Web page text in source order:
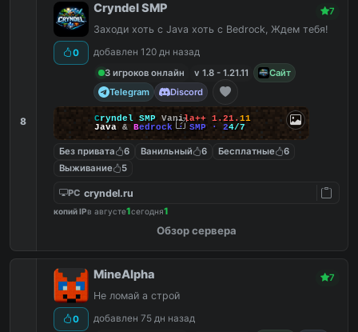
8
0
Cryndel SMP 7
Заходи хоть с Java хоть с Bedrock, Ждем тебя!
добавлен 120 дн назад
3 игроков онлайн
v 1.8 - 1.21.11
Сайт
Telegram
Discord
Cryndel SMP Vanila++ 1.21.11
Java & Bed rock · SMP · 24/7
Без привата 6 Ванильный 6 Бесплатные
6
Выживание
5
PC cryndel.ru
копий IPв августе1сегодня1
Обзор сервера
0
MineAlpha 7
Не ломай а строй
добавлен 75 дн назад